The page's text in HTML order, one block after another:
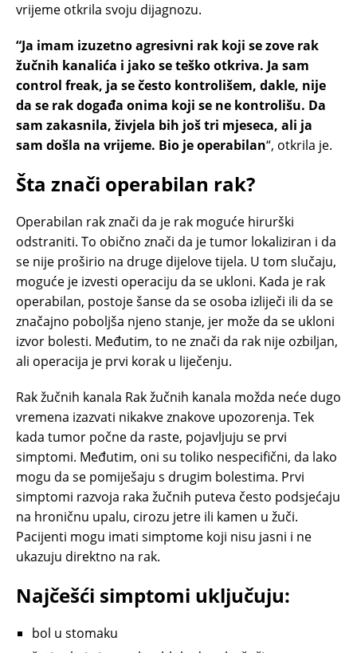
vrijeme otkrila svoju dijagnozu.
“Ja imam izuzetno agresivni rak koji se zove rak
žučnih kanalića i jako se teško otkriva. Ja sam
control freak, ja se često kontrolišem, dakle, nije
da se rak događa onima koji se ne kontrolišu. Da
sam zakasnila, živjela bih još tri mjeseca, ali ja
sam došla na vrijeme. Bio je operabilan“, otkrila je.
Šta znači operabilan rak?
Operabilan rak znači da je rak moguće hirurški
odstraniti. To obično znači da je tumor lokaliziran i da
se nije proširio na druge dijelove tijela. U tom slučaju,
moguće je izvesti operaciju da se ukloni. Kada je rak
operabilan, postoje šanse da se osoba izliječi ili da se
značajno poboljša njeno stanje, jer može da se ukloni
izvor bolesti. Međutim, to ne znači da rak nije ozbiljan,
ali operacija je prvi korak u liječenju.
Rak žučnih kanala Rak žučnih kanala možda neće dugo
vremena izazvati nikakve znakove upozorenja. Tek
kada tumor počne da raste, pojavljuju se prvi
simptomi. Međutim, oni su toliko nespecifični, da lako
mogu da se pomiješaju s drugim bolestima. Prvi
simptomi razvoja raka žučnih puteva često podsjećaju
na hroničnu upalu, cirozu jetre ili kamen u žuči.
Pacijenti mogu imati simptome koji nisu jasni i ne
ukazuju direktno na rak.
Najčešći simptomi uključuju:
bol u stomaku